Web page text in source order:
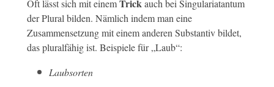
Oft lässt sich mit einemTrick auch bei Singulariatantum
der Plural bilden. Nämlich indem man eine
Zusammensetzung mit einem anderen Substantiv bildet,
das pluralfähig ist. Beispiele für „Laub“:
Laubsorten